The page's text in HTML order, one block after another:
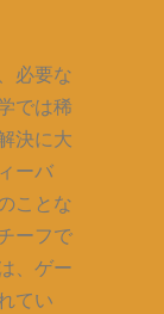
必要な
では稀
決に大
ーバ
ことな
ーフで
、ゲー
てい